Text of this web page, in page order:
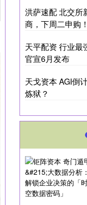
洪萨速配 北交所
商，下周二申购！
天平配资 行业最
官宣6月发布
天戈资本 AGI倒
炼狱？